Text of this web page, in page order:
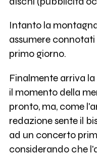
Intanto la
assumere connotati
primo giorno.
Finalmente arriva la
il momento della
pronto, ma, come
redazione sente il
ad un concerto
considerando che